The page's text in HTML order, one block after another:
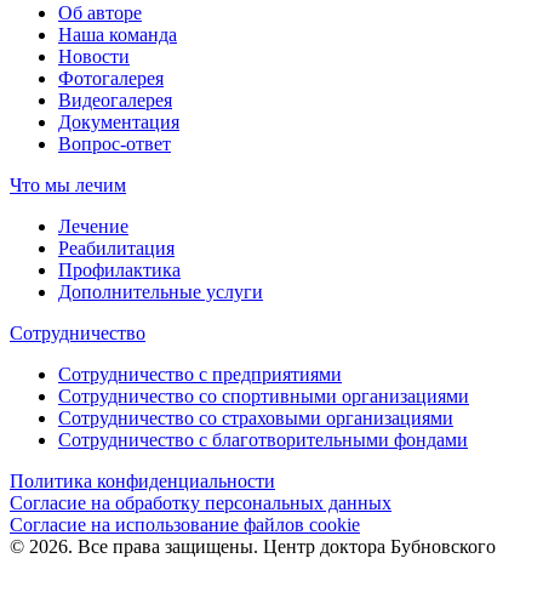
Об авторе
Наша команда
Новости
Фотогалерея
Видеогалерея
Документация
Вопрос-ответ
Что мы лечим
Лечение
Реабилитация
Профилактика
Дополнительные услуги
Сотрудничество
Сотрудничество с предприятиями
Сотрудничество со спортивными организациями
Сотрудничество со страховыми организациями
Сотрудничество с благотворительными фондами
Политика конфиденциальности
Согласие на обработку персональных данных
Согласие на использование файлов cookie
© 2026. Все права защищены. Центр доктора Бубновского